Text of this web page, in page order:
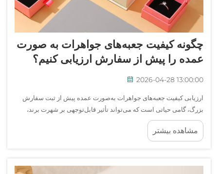
چگونه کیفیت جعبه‌های جواهرات به صورت
عمده را پیش از سفارش ارزیابی کنیم؟
2026-04-28 13:00:00
ارزیابی کیفیت جعبه‌های جواهرات به‌صورت عمده پیش از ثبت سفارش
بزرگ، گامی حیاتی است که می‌تواند تأثیر قابل‌توجهی بر شهرت برند،
رضایت مشتری و سودآوری کلی شما داشته باشد. آیا شما یک فروشنده
جواهرات، فروشنده تجارت الکترونیک یا یک برند هستید...
مشاهده بیشتر